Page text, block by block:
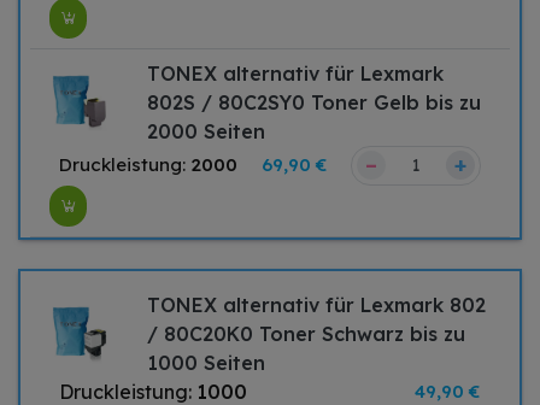
TONEX alternativ für Lexmark
802S / 80C2SY0 Toner Gelb bis zu
2000 Seiten
Druckleistung: 2000 69,90 € – +
TONEX alternativ für Lexmark 802
/ 80C20K0 Toner Schwarz bis zu
1000 Seiten
Druckleistung: 1000 49,90 €